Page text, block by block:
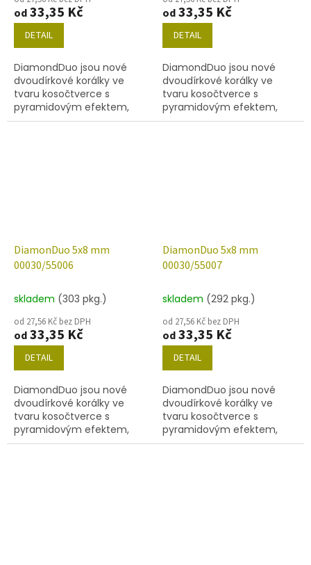
od33,35 Kč
DETAIL
DiamondDuo jsou nové
dvoudírkové korálky ve
tvaru kosočtverce s
pyramidovým efektem,
velikost 5x8 mm, obsah
od33,35 Kč
DETAIL
DiamondDuo jsou nové
dvoudírkové korálky ve
tvaru kosočtverce s
pyramidovým efektem,
velikost 5x8 mm, obsah
DiamonDuo 5x8 mm
00030/55006
skladem (303 pkg.)
od 27,56 Kč bez DPH
od33,35 Kč
DETAIL
DiamondDuo jsou nové
dvoudírkové korálky ve
tvaru kosočtverce s
pyramidovým efektem,
velikost 5x8 mm, obsah
DiamonDuo 5x8 mm
00030/55007
skladem (292 pkg.)
od 27,56 Kč bez DPH
od33,35 Kč
DETAIL
DiamondDuo jsou nové
dvoudírkové korálky ve
tvaru kosočtverce s
pyramidovým efektem,
velikost 5x8 mm, obsah